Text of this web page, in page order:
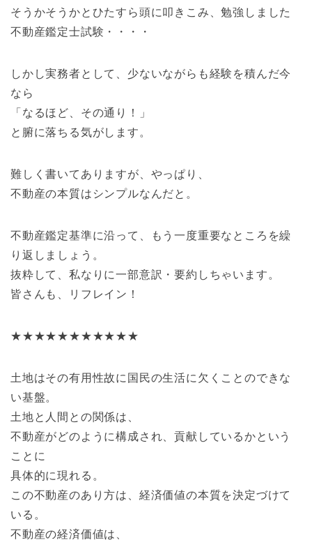
そうかそうかとひたすら頭に叩きこみ、勉強しました
不動産鑑定士試験・・・・
しかし実務者として、少ないながらも経験を積んだ今
なら
「なるほど、その通り！」
と腑に落ちる気がします。
難しく書いてありますが、やっぱり、
不動産の本質はシンプルなんだと。
不動産鑑定基準に沿って、もう一度重要なところを繰
り返しましょう。
抜粋して、私なりに一部意訳・要約しちゃいます。
皆さんも、リフレイン！
★★★★★★★★★★★
土地はその有用性故に国民の生活に欠くことのできな
い基盤。
土地と人間との関係は、
不動産がどのように構成され、貢献しているかという
ことに
具体的に現れる。
この不動産のあり方は、経済価値の本質を決定づけて
いる。
不動産の経済価値は、